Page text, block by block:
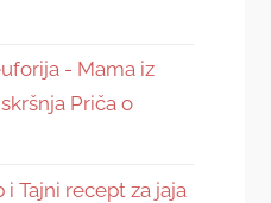
- Mama iz
Priča o
i Tajni recept za jaja